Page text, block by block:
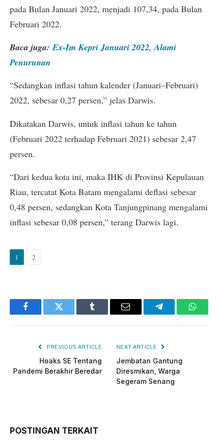
pada Bulan Januari 2022, menjadi 107,34, pada Bulan
Februari 2022.
Baca juga:Ex-Im Kepri Januari 2022, Alami
Penurunan
“Sedangkan inflasi tahun kalender (Januari–Februari)
2022, sebesar 0,27 persen,” jelas Darwis.
Dikatakan Darwis, untuk inflasi tahun ke tahun
(Februari 2022 terhadap Februari 2021) sebesar 2,47
persen.
“Dari kedua kota ini, maka IHK di Provinsi Kepulauan
Riau, tercatat Kota Batam mengalami deflasi sebesar
0,48 persen, sedangkan Kota Tanjungpinang mengalami
inflasi sebesar 0,08 persen,” terang Darwis lagi.
1 2
FacebookTwitter Tumblr Email Telegram
PREVIOUS ARTICLE
Hoaks SE Tentang
Pandemi Berakhir Beredar
NEXT ARTICLE
Jembatan Gantung
Diresmikan, Warga
Segeram Senang
POSTINGAN TERKAIT